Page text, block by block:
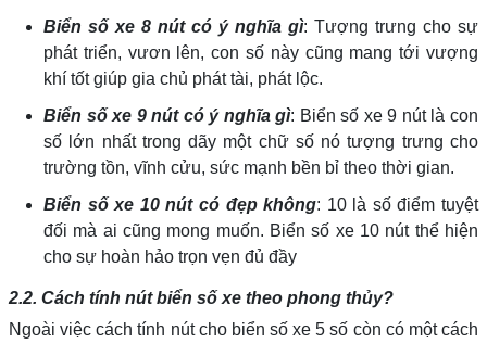
Biển số xe 8 nút có ý nghĩa gì: Tượng trưng cho sự
phát triển, vươn lên, con số này cũng mang tới vượng
khí tốt giúp gia chủ phát tài, phát lộc.
Biển số xe 9 nút có ý nghĩa gì: Biển số xe 9 nút là con
số lớn nhất trong dãy một chữ số nó tượng trưng cho
trường tồn, vĩnh cửu, sức mạnh bền bỉ theo thời gian.
Biển số xe 10 nút có đẹp không: 10 là số điểm tuyệt
đối mà ai cũng mong muốn. Biển số xe 10 nút thể hiện
cho sự hoàn hảo trọn vẹn đủ đầy
2.2. Cách tính nút biển số xe theo phong thủy?
Ngoài việc cách tính nút cho biển số xe 5 số còn có một cách